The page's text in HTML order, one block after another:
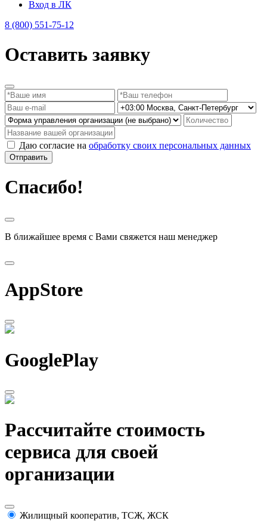
Вход в ЛК
8 (800) 551-75-12
Оставить заявку
Даю согласие на обработку своих персональных данных
Отправить
Спасибо!
В ближайшее время с Вами свяжется наш менеджер
AppStore
GooglePlay
Рассчитайте стоимость
сервиса для своей
организации
Жилищный кооператив, ТСЖ, ЖСК